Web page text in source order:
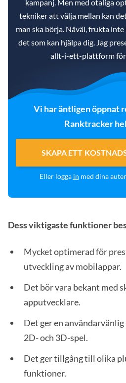
kampanj. Men med otaliga
tekniker att välja mellan kan
man ska börja. Nåväl, frukta
det som kan hjälpa dig. Jag
allt-i-ett-plattform för
Vi har äntligen öppnat
Ranktracker
SKAPA ETT
Eller logga in med dina
Dess viktigaste funktioner
Mycket optimerad för
utveckling av mobilappar.
Det bör vara bekant med
apputvecklare.
Det ger en
2D- och 3D-spel.
Det ger tillgång till olika
funktioner.